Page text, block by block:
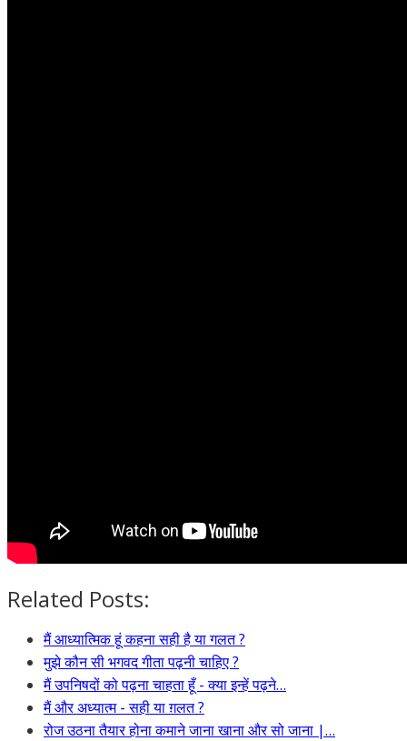
Related Posts:
मैं आध्यात्मिक हूं कहना सही है या गलत ?
मुझे कौन सी भगवद गीता पढ़नी चाहिए ?
मैं उपनिषदों को पढ़ना चाहता हूँ - क्या इन्हें पढ़ने…
मैं और अध्यात्म - सही या ग़लत ?
रोज उठना तैयार होना कमाने जाना खाना और सो जाना |…